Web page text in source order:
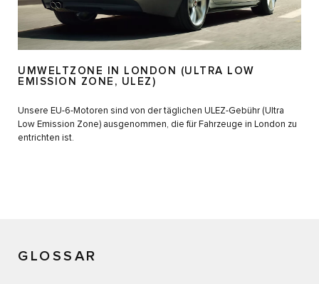
UMWELTZONE IN LONDON (ULTRA LOW
EMISSION ZONE, ULEZ)
Unsere EU-6-Motoren sind von der täglichen ULEZ-Gebühr (Ultra
Low Emission Zone) ausgenommen, die für Fahrzeuge in London zu
entrichten ist.
GLOSSAR